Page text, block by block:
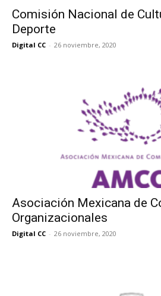
Comisión Nacional de
Deporte
Digital CC - 26 noviembre, 2020
Asociación Mexicana de
Organizacionales
Digital CC - 26 noviembre, 2020